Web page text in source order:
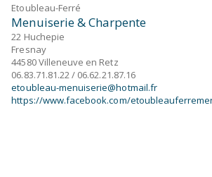
Etoubleau-Ferré
Menuiserie & Charpente
22 Huchepie
Fresnay
44580 Villeneuve en Retz
06.83.71.81.22 / 06.62.21.87.16
etoubleau-menuiserie@hotmail.fr
https://www.facebook.com/